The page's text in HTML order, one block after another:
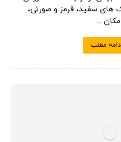
های سفید، قرمز و صورتی،
...
ادامه مطلب